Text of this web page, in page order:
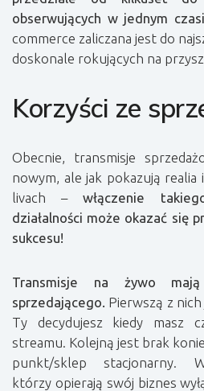
obserwujących w jednym
commerce zaliczana jest do
doskonale rokujących na
Korzyści ze
Obecnie, transmisje
nowym, ale jak pokazują realia
livach –włączenie
działalności może okazać się
sukcesu!
Transmisje na żywo
sprzedającego. Pierwszą z
Ty decydujesz kiedy masz
streamu. Kolejną jest brak
punkt/sklep stacjonarny.
którzy opierają swój biznes